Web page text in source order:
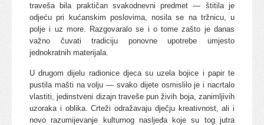
traveša bila praktičan svakodnevni predmet — štitila je
odjeću pri kućanskim poslovima, nosila se na tržnicu, u
polje i uz more. Razgovaralo se i o tome zašto je danas
važno čuvati tradiciju ponovne upotrebe umjesto
jednokratnih materijala.
U drugom dijelu radionice djeca su uzela bojice i papir te
pustila mašti na volju — svako dijete osmislilo je i nacrtalo
vlastiti, jedinstveni dizajn traveše pun živih boja, zanimljivih
uzoraka i oblika. Crteži odražavaju dječju kreativnost, ali i
novo razumijevanje kulturnog nasljeđa koje su tog jutra